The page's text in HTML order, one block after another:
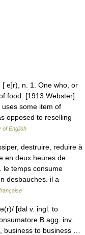
e]r), n. 1. One who, or
food. [1913 Webster]
some item of
opposed to reselling
of English
destruire, reduire à
en deux heures de
le temps consume
desbauches. il a
[dal v. ingl. to
B agg. inv.
business to business …